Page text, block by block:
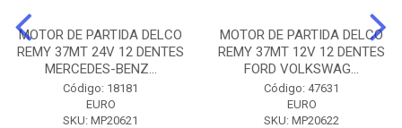
MOTOR DE PARTIDA DELCO
REMY 37MT 24V 12 DENTES
MERCEDES-BENZ...
Código: 18181
EURO
SKU: MP20621
MOTOR DE PARTIDA DELCO
REMY 37MT 12V 12 DENTES
FORD VOLKSWAG...
Código: 47631
EURO
SKU: MP20622